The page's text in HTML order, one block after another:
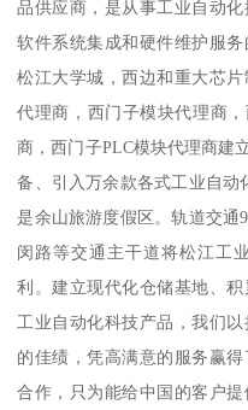
品供应商，是从事工业自动
软件系统集成和硬件维护服
松江大学城，西边和重大芯
代理商，西门子模块代理商
商，西门子PLC模块代理商建
备、引入万余款各式工业自动
是余山旅游度假区。轨道交通
闵路等交通主干道将松江工
利。建立现代化仓储基地、
工业自动化科技产品，我们
的佳绩，凭高满意的服务赢
合作，只为能给中国的客户